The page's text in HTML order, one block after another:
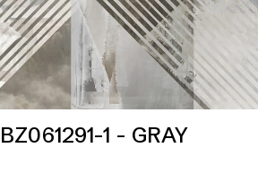
BZ061291-1 - GRAY